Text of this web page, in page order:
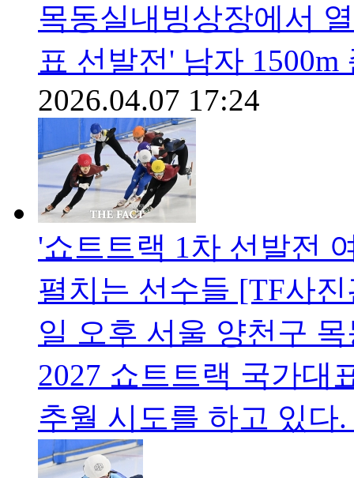
목동실내빙상장에서
표 선발전' 남자
2026.04.07 17:24
'쇼트트랙 1차 선발전
펼치는 선수들 [TF사
일 오후 서울 양천구
2027 쇼트트랙 국가대
추월 시도를 하고 있다